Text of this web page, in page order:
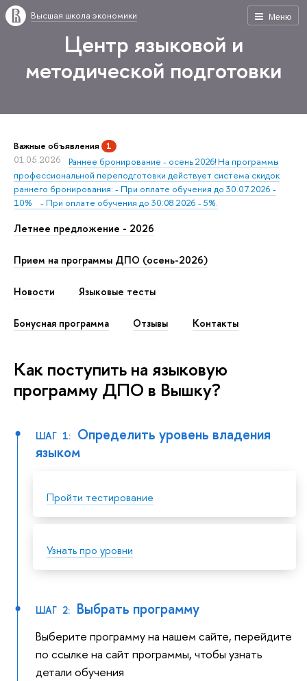
Меню
Высшая школа экономики
Центр языковой и
методической подготовки
Важные объявления 1
01.05.2026
Раннее бронирование - осень 2026! На программы
профессиональной переподготовки действует система скидок
раннего бронирования: - При оплате обучения до 30.07.2026 -
10% - При оплате обучения до 30.08.2026 - 5%.
Летнее предложение - 2026
Прием на программы ДПО (осень-2026)
Новости Языковые тесты
Бонусная программа Отзывы Контакты
Как поступить на языковую
программу ДПО в Вышку?
ШАГ 1:Определить уровень владения
языком
Пройти тестирование
Узнать про уровни
ШАГ 2:Выбрать программу
Выберите программу на нашем сайте, перейдите
по ссылке на сайт программы, чтобы узнать
детали обучения